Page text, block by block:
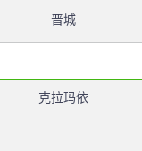
晋城
克拉玛依